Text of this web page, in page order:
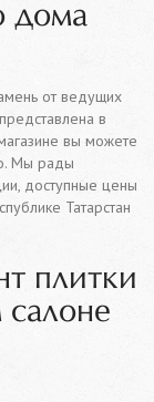
дома
от ведущих
в
вы можете
Мы рады
доступные цены
Татарстан
плитки